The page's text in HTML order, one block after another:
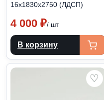
16х1830х2750 (ЛДСП)
4 000 ₽/ шт
В корзину
♡